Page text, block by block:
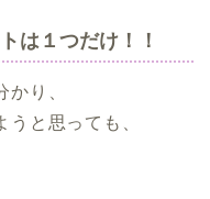
は１つだけ！！
り、
と思っても、